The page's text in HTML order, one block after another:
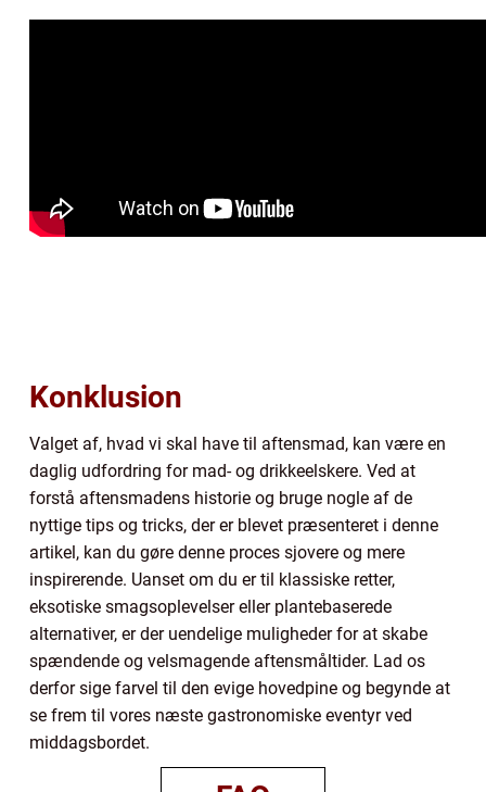
Konklusion
Valget af, hvad vi skal have til aftensmad, kan være en
daglig udfordring for mad- og drikkeelskere. Ved at
forstå aftensmadens historie og bruge nogle af de
nyttige tips og tricks, der er blevet præsenteret i denne
artikel, kan du gøre denne proces sjovere og mere
inspirerende. Uanset om du er til klassiske retter,
eksotiske smagsoplevelser eller plantebaserede
alternativer, er der uendelige muligheder for at skabe
spændende og velsmagende aftensmåltider. Lad os
derfor sige farvel til den evige hovedpine og begynde at
se frem til vores næste gastronomiske eventyr ved
middagsbordet.